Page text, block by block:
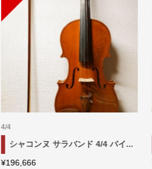
STRUMENTI ARMONICI 4/4 バ
¥245,555